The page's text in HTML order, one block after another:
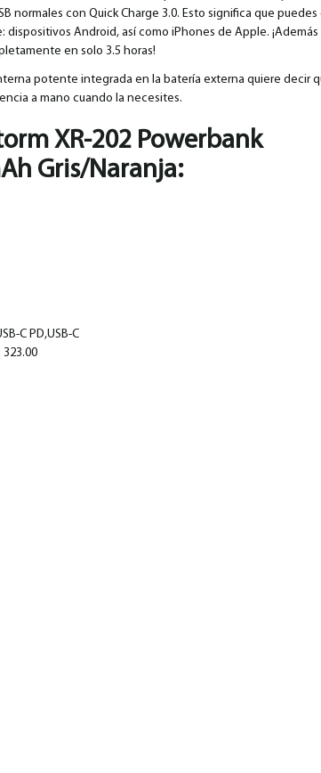
normales con Quick Charge 3.0. Esto significa que puedes
Android, así como iPhones de Apple. ¡Además
en solo 3.5 horas!
potente integrada en la batería externa quiere decir
a mano cuando la necesites.
XR-202 Powerbank
Gris/Naranja:
C PD,USB-C